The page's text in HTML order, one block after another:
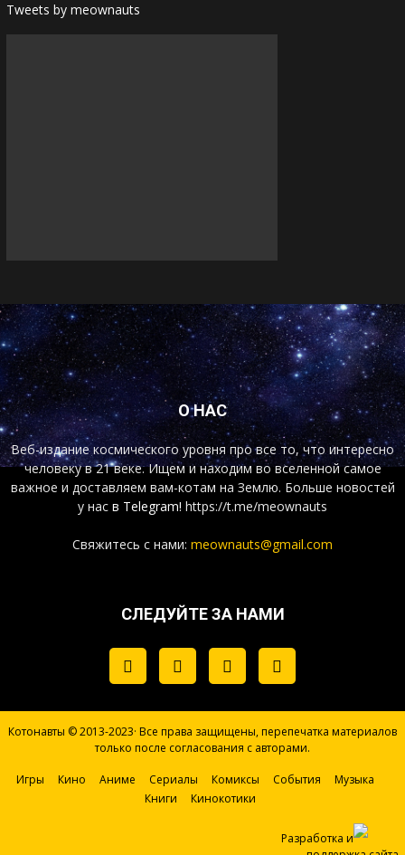
Tweets by meownauts
О НАС
Веб-издание космического уровня про все то, что интересно
человеку в 21 веке. Ищем и находим во вселенной самое
важное и доставляем вам-котам на Землю. Больше новостей
у нас в Telegram! https://t.me/meownauts
Свяжитесь с нами: meownauts@gmail.com
СЛЕДУЙТЕ ЗА НАМИ
Котонавты © 2013-2023· Все права защищены, перепечатка материалов
только после согласования с авторами.
Игры Кино Аниме Сериалы Комиксы События
Музыка
Книги
Кинокотики
Разработка и